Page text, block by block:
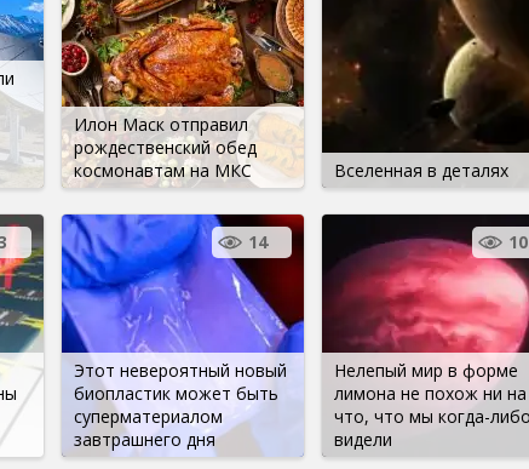
Илон Маск отправил
рождественский обед
космонавтам на МКС
Вселенная в деталях
Этот невероятный новый
биопластик может быть
суперматериалом
завтрашнего дня
14
Нелепый мир в форме
лимона не похож ни на
что, что мы когда-
видели
10